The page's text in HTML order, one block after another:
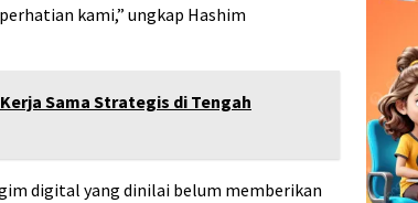
kami,” ungkap Hashim
Sama Strategis di Tengah
digital yang dinilai belum memberikan